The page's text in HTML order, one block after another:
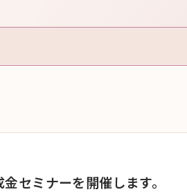
セミナーを開催します。